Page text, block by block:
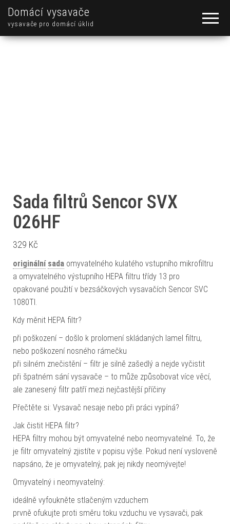
Domácí vysavače
vysavače pro domácí úklid
Sada filtrů Sencor SVX
026HF
329 Kč
originální sada omyvatelného kulatého vstupního mikrofiltru
a omyvatelného výstupního HEPA filtru třídy 13 pro
opakované použití v bezsáčkových vysavačích Sencor SVC
1080TI.
Kdy měnit HEPA filtr?
při poškození – došlo k prolomení skládaných lamel filtru,
nebo poškození nosného rámečku
při silném znečistění – filtr je silně zašedlý a nejde vyčistit
při špatném sání vysavače – to může způsobovat více věcí,
ale zanesený filtr patří mezi nejčastější příčiny
Přečtěte si: Vysavač nesaje nebo při práci vypíná?
Jak čistit HEPA filtr?
HEPA filtry mohou být omyvatelné nebo neomyvatelné. To, že
je filtr omyvatelný zjistíte v popisu výše. Pokud není vysloveně
napsáno, že je omyvatelný, pak jej nikdy neomývejte!
Omyvatelný i neomyvatelný:
ideálně vyfoukněte stlačeným vzduchem
prvně ofukujte proti směru toku vzduchu ve vysavači, pak